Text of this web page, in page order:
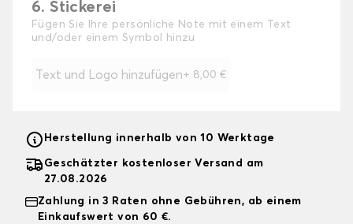
6. Stickerei
Fügen Sie Ihre persönliche Note mit einem Text
und/oder einem Symbol hinzu
Text und Logo hinzufügen+ 8,00 €
Herstellung innerhalb von 10 Werktage
Geschätzter kostenloser Versand am
27.08.2026
Zahlung in 3 Raten ohne Gebühren, ab einem
Einkaufswert von 60 €.